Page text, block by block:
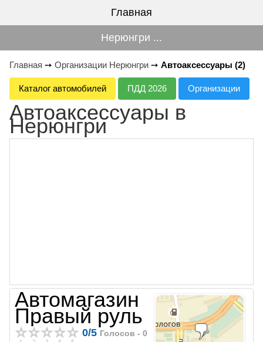
Главная
Нерюнгри ...
Главная ➙ Организации Нерюнгри ➙ Автоаксессуары (2)
Каталог автомобилей ПДД 2026 Организации
Автоаксессуары в
Нерюнгри
Автомагазин
Правый руль
0/5 Голосов - 0